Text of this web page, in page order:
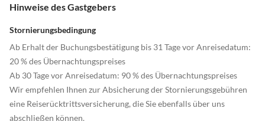
Hinweise des Gastgebers
Stornierungsbedingung
Ab Erhalt der Buchungsbestätigung bis 31 Tage vor Anreisedatum:
20 % des Übernachtungspreises
Ab 30 Tage vor Anreisedatum: 90 % des Übernachtungspreises
Wir empfehlen Ihnen zur Absicherung der Stornierungsgebühren
eine Reiserücktrittsversicherung, die Sie ebenfalls über uns
abschließen können.